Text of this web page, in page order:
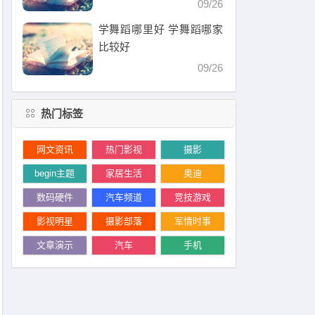
09/26
学舞蹈哪里好 学舞蹈哪家
比较好
09/26
热门标签
网文资讯 热门影视 摄影
begin主题 家居生活 奥迪
数码硬件 汽车频道 竞技游戏
影视明星 摄影部落 军情时事
文章演示 汽车 手机